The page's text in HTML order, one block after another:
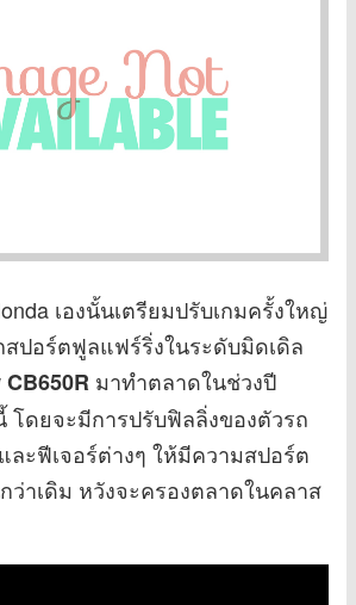
เองนั้นเตรียมปรับเกมครั้งใหญ่
ปอร์ตฟูลแฟร์ริ่งในระดับมิดเดิล
CB650R มาทำตลาดในช่วงปี
โดยจะมีการปรับฟิลลิ่งของตัวรถ
ละฟีเจอร์ต่างๆ ให้มีความสปอร์ต
ว่าเดิม หวังจะครองตลาดในคลาส